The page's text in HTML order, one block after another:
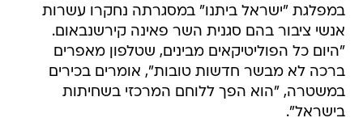
במפלגת "ישראל ביתנו" במסגרתה נחקרו עשרות
אנשי ציבור בהם סגנית השר פאינה קירשנבאום.
"היום כל הפוליטיקאים מבינים, שטלפון מאפרים
ברכה לא מבשר חדשות טובות", אומרים בכירים
במשטרה, "הוא הפך ללוחם המרכזי בשחיתות
בישראל".